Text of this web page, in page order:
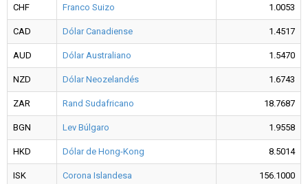
CHF Franco Suizo 1.0053
CAD Dólar Canadiense 1.4517
AUD Dólar Australiano 1.5470
NZD Dólar Neozelandés 1.6743
ZAR Rand Sudafricano 18.7687
BGN Lev Búlgaro 1.9558
HKD Dólar de Hong-Kong 8.5014
ISK Corona Islandesa 156.1000